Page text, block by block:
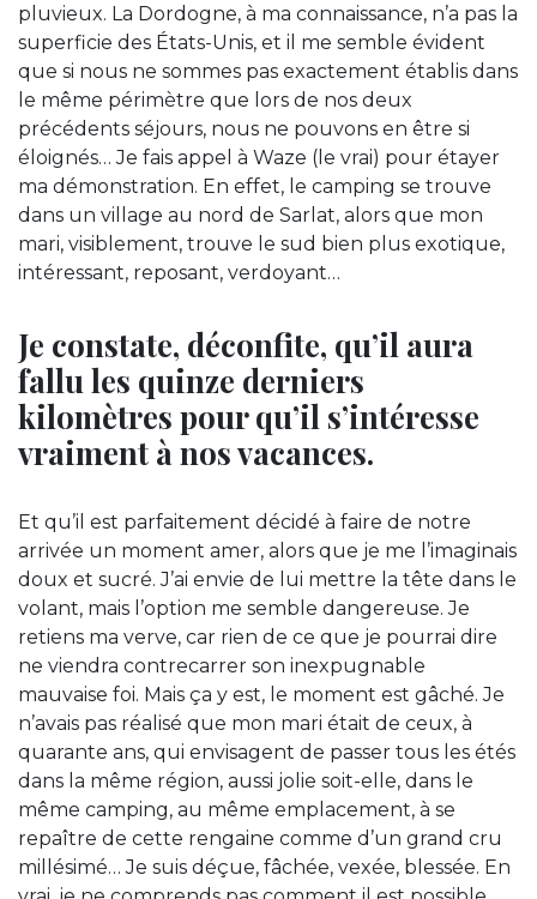
pluvieux. La Dordogne, à ma connaissance, n’a pas la
superficie des États-Unis, et il me semble évident
que si nous ne sommes pas exactement établis dans
le même périmètre que lors de nos deux
précédents séjours, nous ne pouvons en être si
éloignés… Je fais appel à Waze (le vrai) pour étayer
ma démonstration. En effet, le camping se trouve
dans un village au nord de Sarlat, alors que mon
mari, visiblement, trouve le sud bien plus exotique,
intéressant, reposant, verdoyant…
Je constate, déconfite, qu’il aura
fallu les quinze derniers
kilomètres pour qu’il s’intéresse
vraiment à nos vacances.
Et qu’il est parfaitement décidé à faire de notre
arrivée un moment amer, alors que je me l’imaginais
doux et sucré. J’ai envie de lui mettre la tête dans le
volant, mais l’option me semble dangereuse. Je
retiens ma verve, car rien de ce que je pourrai dire
ne viendra contrecarrer son inexpugnable
mauvaise foi. Mais ça y est, le moment est gâché. Je
n’avais pas réalisé que mon mari était de ceux, à
quarante ans, qui envisagent de passer tous les étés
dans la même région, aussi jolie soit-elle, dans le
même camping, au même emplacement, à se
repaître de cette rengaine comme d’un grand cru
millésimé… Je suis déçue, fâchée, vexée, blessée. En